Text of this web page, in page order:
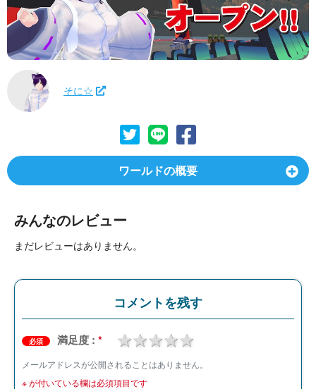
そに☆
ワールドの概要
みんなのレビュー
まだレビューはありません。
コメントを残す
必須 満足度 : * 4 stars
3 stars
2 stars
1 star
メールアドレスが公開されることはありません。
※が付いている欄は必須項目です